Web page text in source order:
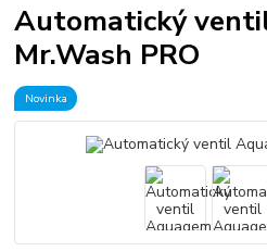
Automatický
Mr.Wash PRO
Novinka